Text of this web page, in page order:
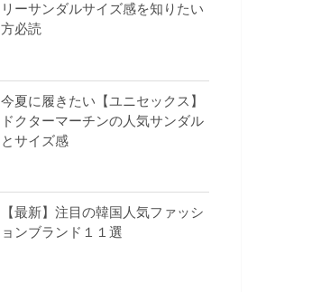
リーサンダルサイズ感を知りたい
方必読
今夏に履きたい【ユニセックス】
ドクターマーチンの人気サンダル
とサイズ感
【最新】注目の韓国人気ファッシ
ョンブランド１１選